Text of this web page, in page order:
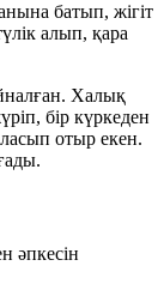
батып, жігіт
алып, қара
Халық
бір күркеден
отыр екен.
әпкесін